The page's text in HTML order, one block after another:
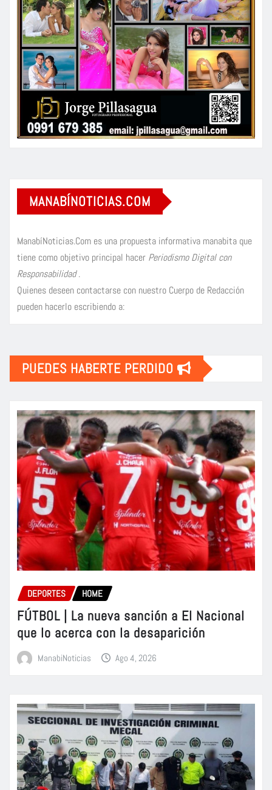
MANABÍNOTICIAS.COM
ManabíNoticias.Com es una propuesta informativa manabita que
tiene como objetivo principal hacer Periodismo Digital con
Responsabilidad.
Quienes deseen contactarse con nuestro Cuerpo de Redacción
pueden hacerlo escribiendo a:
PUEDES HABERTE PERDIDO
DEPORTES HOME
FÚTBOL | La nueva sanción a El Nacional
que lo acerca con la desaparición
ManabiNoticias Ago 4, 2026